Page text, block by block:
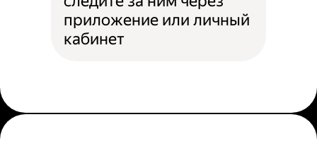
приложение или личный
кабинет